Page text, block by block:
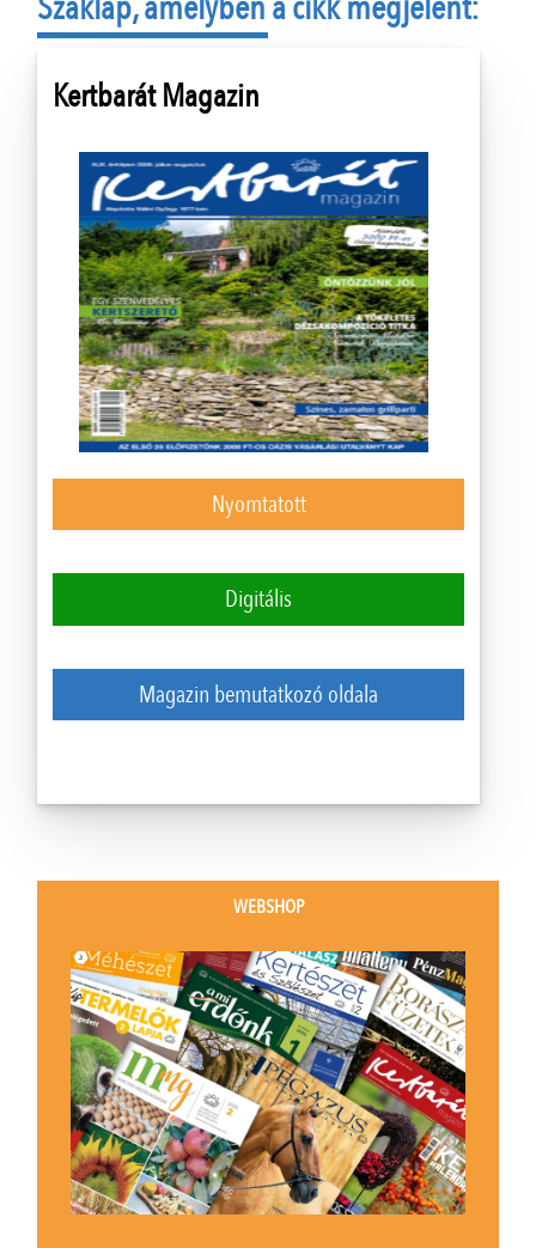
Kertbarát Magazin
Nyomtatott
Digitális
Magazin bemutatkozó oldala
WEBSHOP